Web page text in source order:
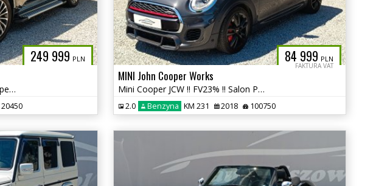
249 999 PLN
Hyundai Palisade Calligraphy !! Super stan !! autaniszowe.pl
20450
84 999 PLN
FAKTURA VAT
MINI John Cooper Works
Mini Cooper JCW !! FV23% !! Salon PL !! autaniszowe.pl
2.0 Benzyna KM 231 2018 100750